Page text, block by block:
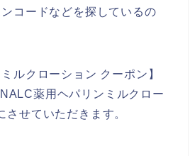
コードなどを探しているの
ルクローション クーポン】
薬用ヘパリンミルクロー
せていただきます。